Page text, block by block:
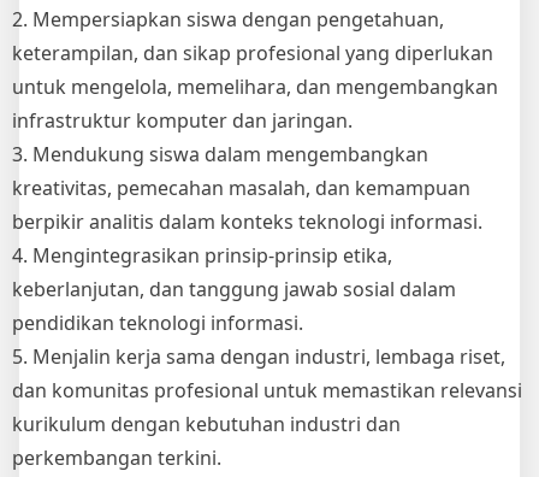
2. Mempersiapkan siswa dengan pengetahuan,
keterampilan, dan sikap profesional yang diperlukan
untuk mengelola, memelihara, dan mengembangkan
infrastruktur komputer dan jaringan.
3. Mendukung siswa dalam mengembangkan
kreativitas, pemecahan masalah, dan kemampuan
berpikir analitis dalam konteks teknologi informasi.
4. Mengintegrasikan prinsip-prinsip etika,
keberlanjutan, dan tanggung jawab sosial dalam
pendidikan teknologi informasi.
5. Menjalin kerja sama dengan industri, lembaga riset,
dan komunitas profesional untuk memastikan relevansi
kurikulum dengan kebutuhan industri dan
perkembangan terkini.